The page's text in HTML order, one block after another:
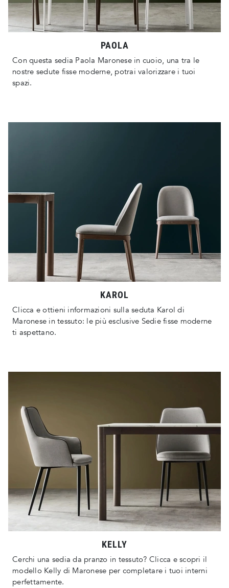
PAOLA
Con questa sedia Paola Maronese in cuoio, una tra le
nostre sedute fisse moderne, potrai valorizzare i tuoi
spazi.
KAROL
Clicca e ottieni informazioni sulla seduta Karol di
Maronese in tessuto: le più esclusive Sedie fisse moderne
ti aspettano.
KELLY
Cerchi una sedia da pranzo in tessuto? Clicca e scopri il
modello Kelly di Maronese per completare i tuoi interni
perfettamente.